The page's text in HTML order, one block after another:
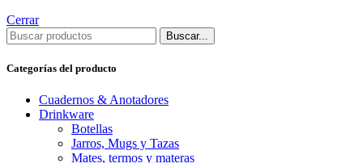
Cerrar
Buscar...
Categorías del producto
Cuadernos & Anotadores
Drinkware
Botellas
Jarros, Mugs y Tazas
Mates, termos y materas